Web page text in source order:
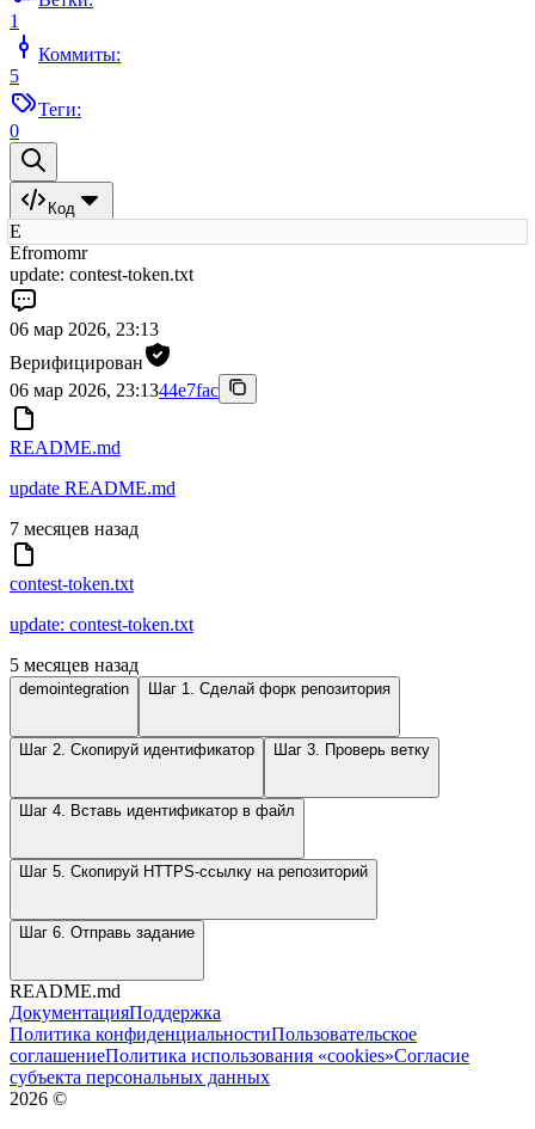
1
Коммиты:
5
Теги:
0
Код
E
Efromomr
update: contest-token.txt
06 мар 2026, 23:13
Верифицирован
06 мар 2026, 23:1344e7fac
README.md
update README.md
7 месяцев назад
contest-token.txt
update: contest-token.txt
5 месяцев назад
demointegration Шаг 1. Сделай форк репозитория
Шаг 2. Скопируй идентификатор Шаг 3. Проверь ветку
Шаг 4. Вставь идентификатор в файл
Шаг 5. Скопируй HTTPS-ссылку на репозиторий
Шаг 6. Отправь задание
README.md
ДокументацияПоддержка
Политика конфиденциальностиПользовательское
соглашениеПолитика использования «cookies»Согласие
субъекта персональных данных
2026 ©